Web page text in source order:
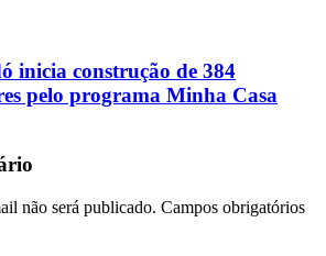
inicia construção de 384
pelo programa Minha Casa
não será publicado. Campos obrigatórios